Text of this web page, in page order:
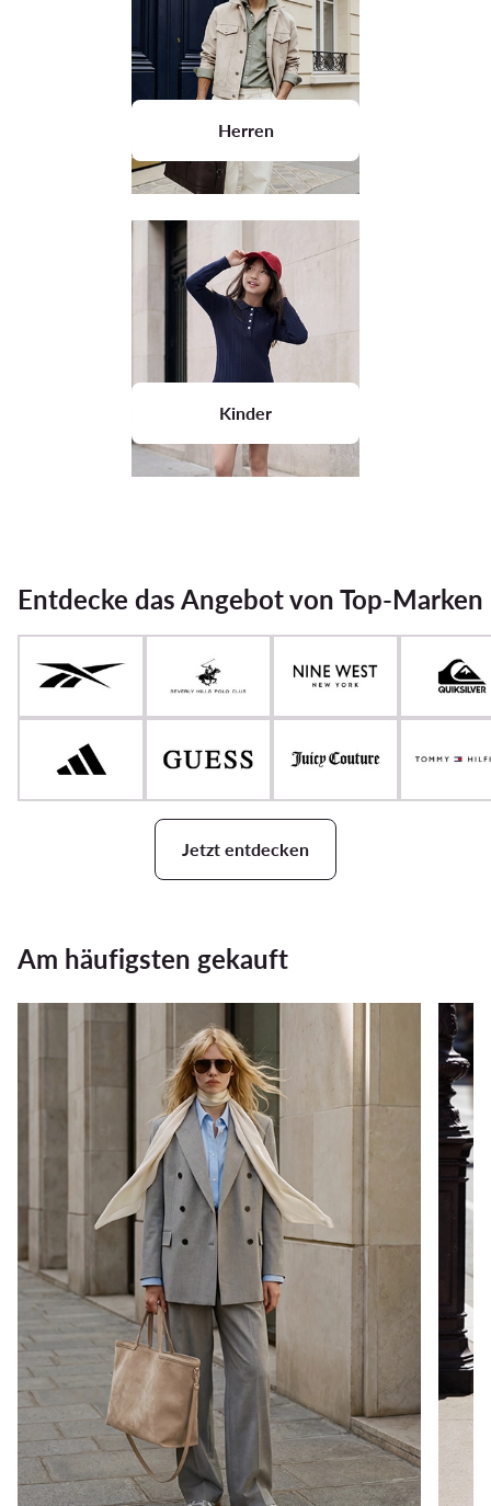
Herren
Kinder
Entdecke das Angebot von Top-Marken
Jetzt entdecken
Am häufigsten gekauft